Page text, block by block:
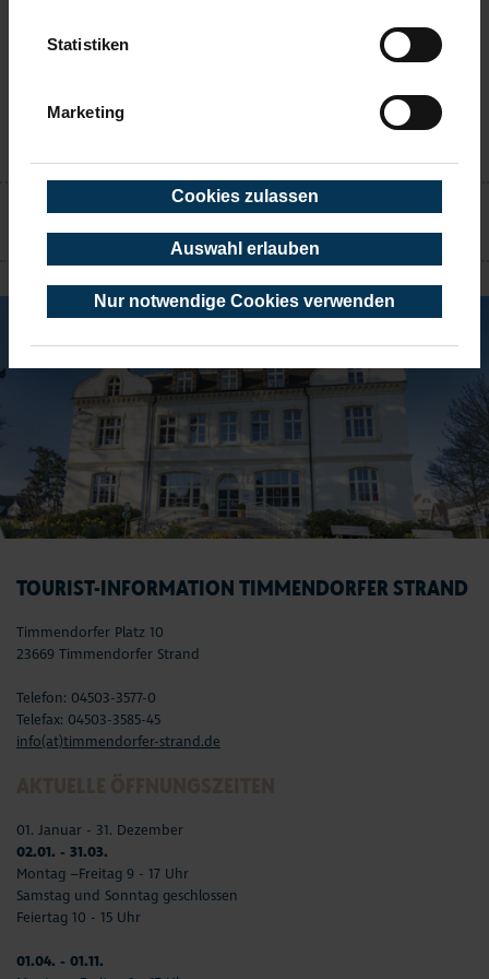
Statistiken
Marketing
Cookies zulassen
Auswahl erlauben
Nur notwendige Cookies verwenden
KONTAKT
TIMMENDORFER STRAND
TOURIST-INFORMATION TIMMENDORFER STRAND
Timmendorfer Platz 10
23669 Timmendorfer Strand
Telefon: 04503-3577-0
Telefax: 04503-3585-45
info(at)timmendorfer-strand.de
01. Januar - 31. Dezember
02.01. - 31.03.
Montag –Freitag 9 - 17 Uhr
Samstag und Sonntag geschlossen
Feiertag 10 - 15 Uhr
01.04. - 01.11.